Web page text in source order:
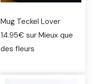
Mug Teckel Lover
14.95€ sur Mieux que
des fleurs